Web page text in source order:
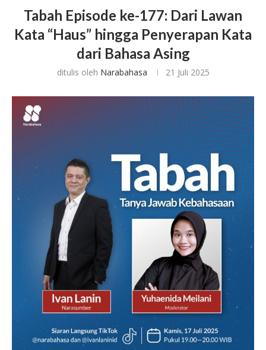
Tabah Episode ke-177: Dari Lawan
Kata “Haus” hingga Penyerapan Kata
dari Bahasa Asing
ditulis oleh Narabahasa 21 Juli 2025